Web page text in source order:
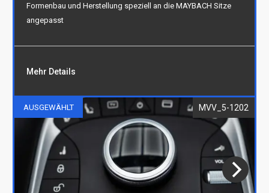
Formenbau und Herstellung speziell an die MAYBACH Sitze
angepasst
MAYBACH Armlehne
Formenbau und Herstellung speziell an die
MAYBACH Sitze angepasst
Mehr Details
AUSGEWÄHLT MVV_5-1202